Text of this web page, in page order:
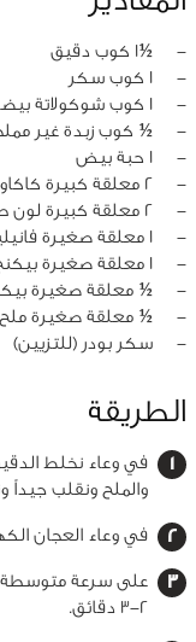
‏-
½1 كوب دقيق
‏-
1 كوب سكر
‏-
1 كوب شوكولاتة بيضاء رقائق
‏-
½ كوب زبدة غير
‏-
1 حبة بيض
‏-
2 معلقة كبيرة كاكاو خام غير محلى
‏-
2 معلقة كبيرة لون طعام احمر جل
‏-
1 معلقة صغيرة فانيليا سائلة
‏-
1 معلقة صغيرة بيكنج بودر
‏-
½ معلقة صغيرة
‏-
½ معلقة صغيرة ملح
‏-
سكر بودر (للتزيين)
الطريقة
في وعاء نخلط
والملح ونقلب جيداً
في وعاء العجان
على سرعة متوسطة
2-3 دقائق.